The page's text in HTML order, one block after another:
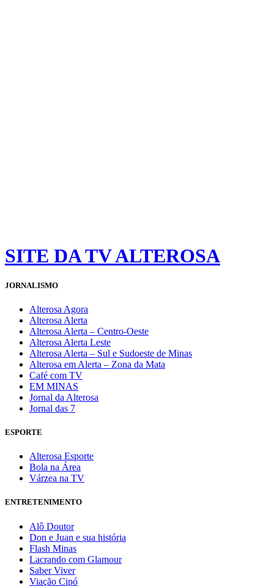
SITE DA TV ALTEROSA
JORNALISMO
Alterosa Agora
Alterosa Alerta
Alterosa Alerta – Centro-Oeste
Alterosa Alerta Leste
Alterosa Alerta – Sul e Sudoeste de Minas
Alterosa em Alerta – Zona da Mata
Café com TV
EM MINAS
Jornal da Alterosa
Jornal das 7
ESPORTE
Alterosa Esporte
Bola na Área
Várzea na TV
ENTRETENIMENTO
Alô Doutor
Don e Juan e sua história
Flash Minas
Lacrando com Glamour
Saber Viver
Viação Cipó